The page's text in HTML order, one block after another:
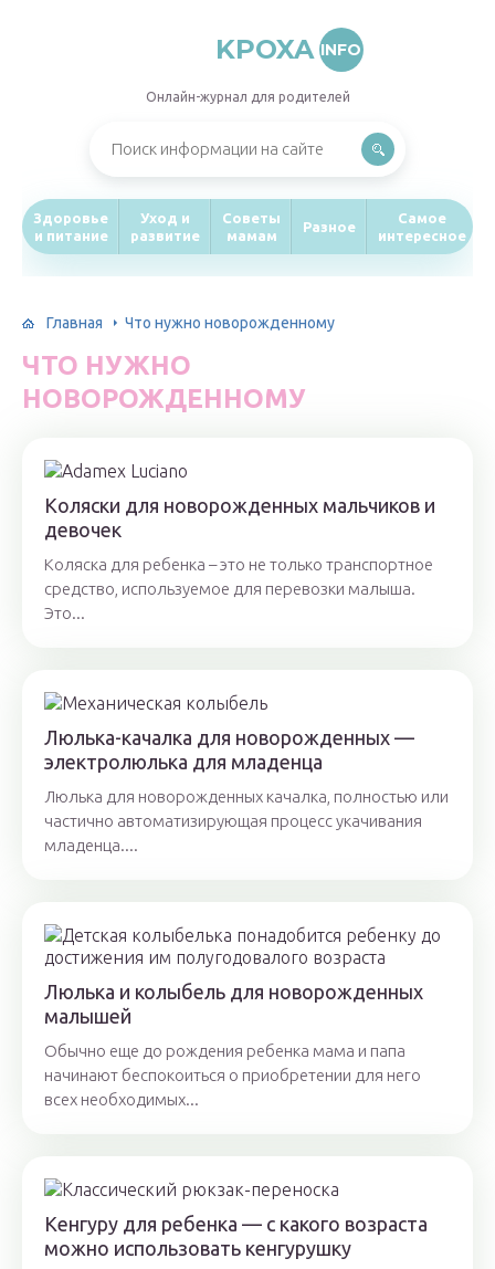
KPOXA INFO
Онлайн-журнал для родителей
Здоровье
и питание
Уход и
развитие
Советы
мамам
Разное
Самое
интересное
Главная Что нужно новорожденному
ЧТО НУЖНО
НОВОРОЖДЕННОМУ
Коляски для новорожденных мальчиков и
девочек
Коляска для ребенка – это не только транспортное
средство, используемое для перевозки малыша.
Это...
Люлька-качалка для новорожденных —
электролюлька для младенца
Люлька для новорожденных качалка, полностью или
частично автоматизирующая процесс укачивания
младенца....
Люлька и колыбель для новорожденных
малышей
Обычно еще до рождения ребенка мама и папа
начинают беспокоиться о приобретении для него
всех необходимых...
Кенгуру для ребенка — с какого возраста
можно использовать кенгурушку